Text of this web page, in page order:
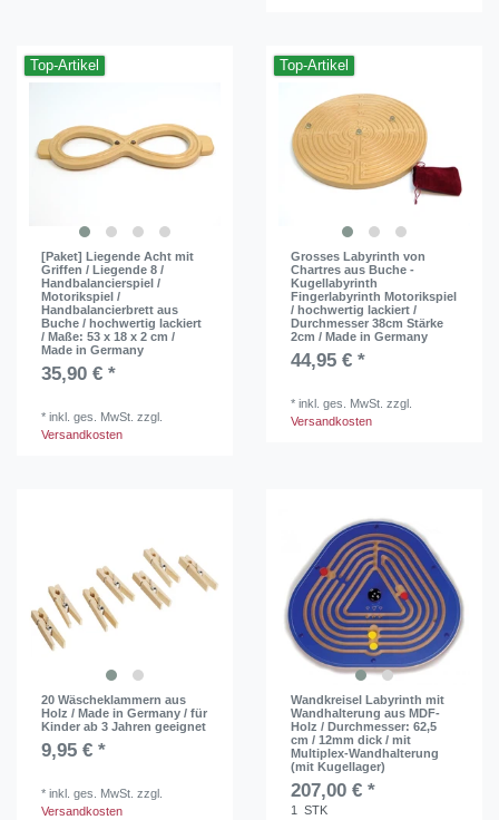
Top-Artikel
[Paket] Liegende Acht mit
Griffen / Liegende 8 /
Handbalancierspiel /
Motorikspiel /
Handbalancierbrett aus
Buche / hochwertig lackiert
/ Maße: 53 x 18 x 2 cm /
Made in Germany
35,90 € *
*inkl. ges. MwSt. zzgl.
Versandkosten
Top-Artikel
Grosses Labyrinth von
Chartres aus Buche -
Kugellabyrinth
Fingerlabyrinth Motorikspiel
/ hochwertig lackiert /
Durchmesser 38cm Stärke
2cm / Made in Germany
44,95 € *
*inkl. ges. MwSt. zzgl.
Versandkosten
20 Wäscheklammern aus
Holz / Made in Germany / für
Kinder ab 3 Jahren geeignet
9,95 € *
*inkl. ges. MwSt. zzgl.
Versandkosten
Wandkreisel Labyrinth mit
Wandhalterung aus MDF-
Holz / Durchmesser: 62,5
cm / 12mm dick / mit
Multiplex-Wandhalterung
(mit Kugellager)
207,00 € *
1 STK